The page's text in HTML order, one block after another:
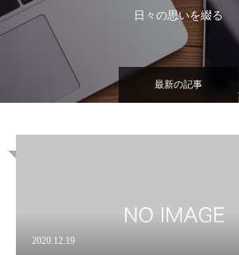
日々の思いを綴る
最新の記事
2020.12.19